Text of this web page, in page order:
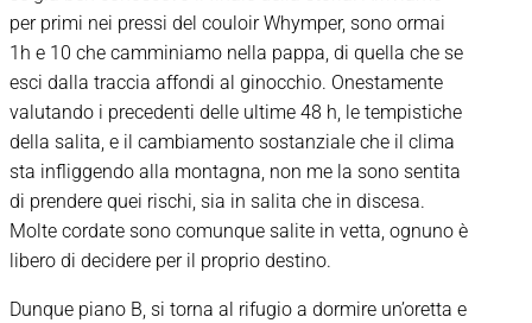
per primi nei pressi del couloir Whymper, sono ormai
1h e 10 che camminiamo nella pappa, di quella che se
esci dalla traccia affondi al ginocchio. Onestamente
valutando i precedenti delle ultime 48 h, le tempistiche
della salita, e il cambiamento sostanziale che il clima
sta infliggendo alla montagna, non me la sono sentita
di prendere quei rischi, sia in salita che in discesa.
Molte cordate sono comunque salite in vetta, ognuno è
libero di decidere per il proprio destino.
Dunque piano B, si torna al rifugio a dormire un’oretta e